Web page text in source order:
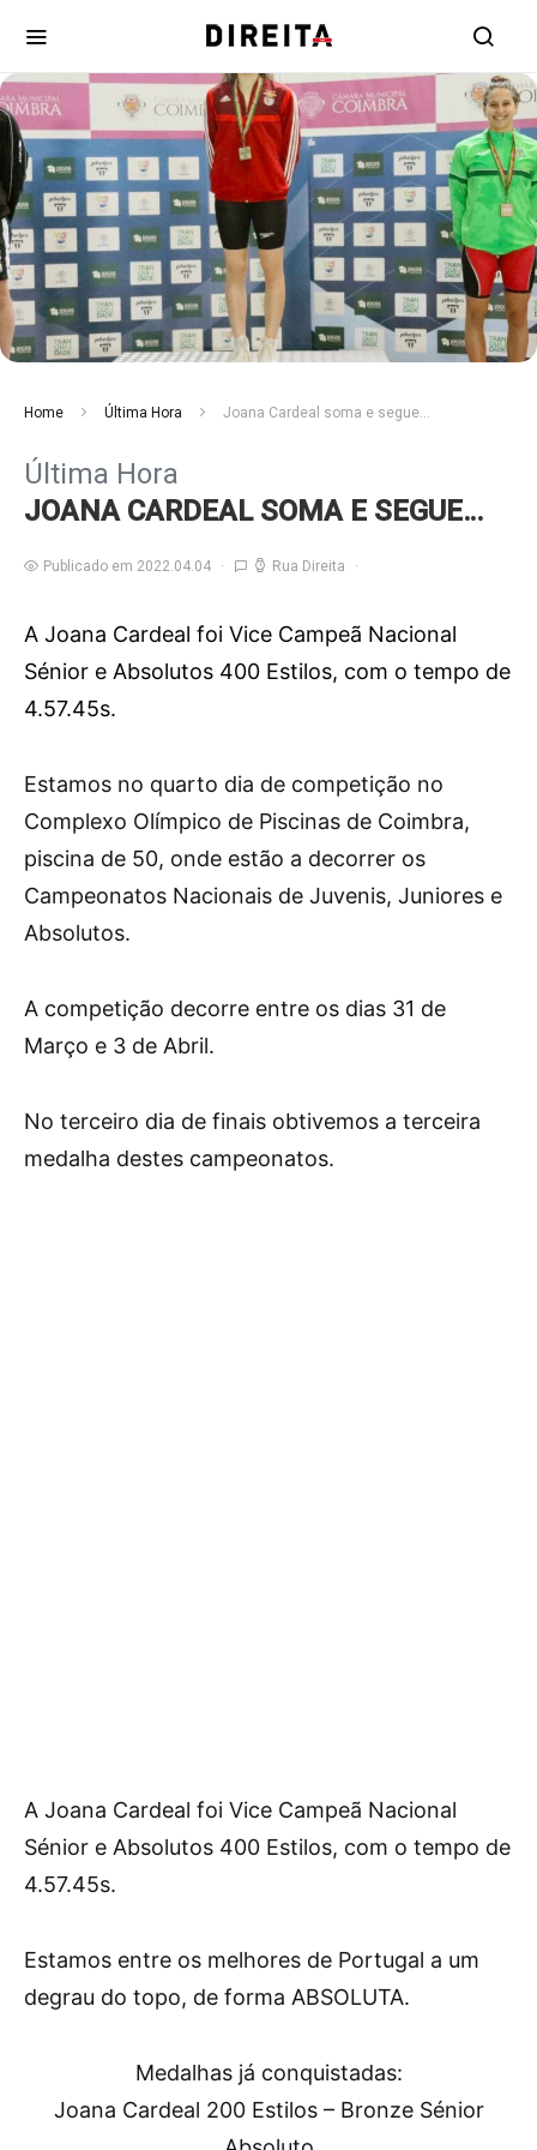
Home Última Hora Joana Cardeal soma e segue…
Última Hora
JOANA CARDEAL SOMA E SEGUE…
Publicado em 2022.04.04 Rua Direita
A Joana Cardeal foi Vice Campeã Nacional
Sénior e Absolutos 400 Estilos, com o tempo de
4.57.45s.
Estamos no quarto dia de competição no
Complexo Olímpico de Piscinas de Coimbra,
piscina de 50, onde estão a decorrer os
Campeonatos Nacionais de Juvenis, Juniores e
Absolutos.
A competição decorre entre os dias 31 de
Março e 3 de Abril.
No terceiro dia de finais obtivemos a terceira
medalha destes campeonatos.
A Joana Cardeal foi Vice Campeã Nacional
Sénior e Absolutos 400 Estilos, com o tempo de
4.57.45s.
Estamos entre os melhores de Portugal a um
degrau do topo, de forma ABSOLUTA.
Medalhas já conquistadas:
Joana Cardeal 200 Estilos – Bronze Sénior